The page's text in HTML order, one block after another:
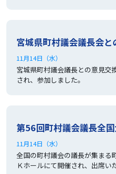
宮城県町村議会議長会
11月14日（水）
宮城県町村議会議長との意見交
され、参加しました。
第56回町村議会議長全
11月14日（水）
全国の町村議会の議長が集まる
Ｋホールにて開催され、出席い